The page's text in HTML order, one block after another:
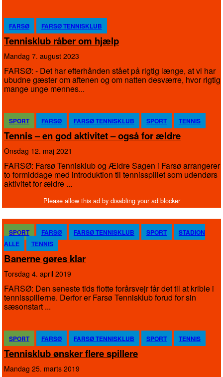
FARSØ FARSØ TENNISKLUB
Tennisklub råber om hjælp
mandag 7. august 2023
FARSØ: - Det har efterhånden stået på rigtig længe, at vi har
ubudne gæster om aftenen og om natten desværre, hvor rigtig
mange unge mennes...
SPORT FARSØ FARSØ TENNISKLUB SPORT TENNIS
Tennis – en god aktivitet – også for ældre
onsdag 12. maj 2021
FARSØ: Farsø Tennisklub og Ældre Sagen i Farsø arrangerer
to formiddage med introduktion til tennisspillet som udendørs
aktivitet for ældre ...
SPORT FARSØ FARSØ TENNISKLUB SPORT
STADION
ALLE
TENNIS
Banerne gøres klar
torsdag 4. april 2019
FARSØ: Den seneste tids flotte forårsvejr får det til at krible i
tennisspillerne. Derfor er Farsø Tennisklub forud for sin
sæsonstart ...
SPORT FARSØ FARSØ TENNISKLUB SPORT TENNIS
Tennisklub ønsker flere spillere
mandag 25. marts 2019